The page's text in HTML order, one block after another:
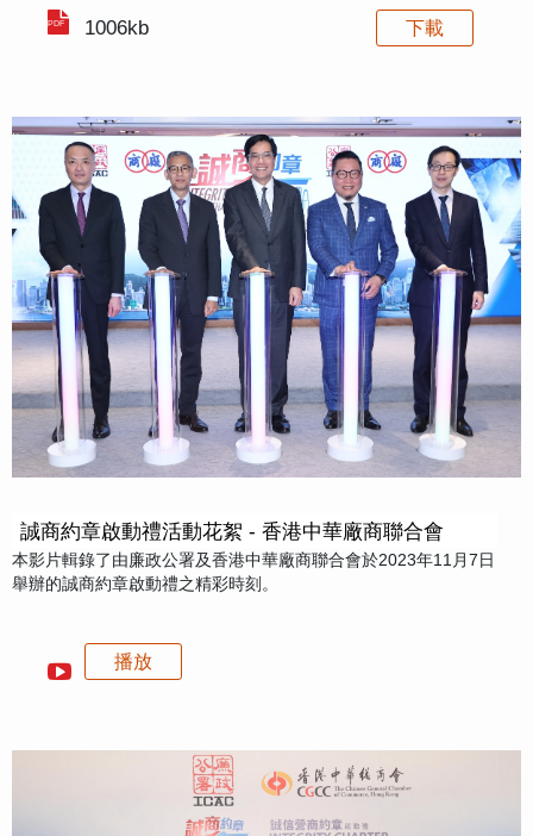
1006kb 下載
誠商約章啟動禮活動花絮 - 香港中華廠商聯合會
本影片輯錄了由廉政公署及香港中華廠商聯合會於2023年11月7日
舉辦的誠商約章啟動禮之精彩時刻。
播放